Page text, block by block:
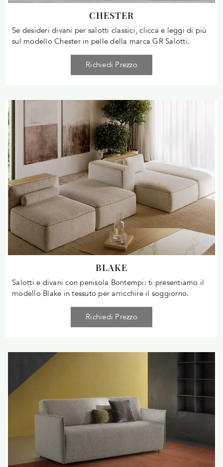
CHESTER
Se desideri divani per salotti classici, clicca e leggi di più
sul modello Chester in pelle della marca GR Salotti.
Richiedi Prezzo
BLAKE
Salotti e divani con penisola Bontempi: ti presentiamo il
modello Blake in tessuto per arricchire il soggiorno.
Richiedi Prezzo